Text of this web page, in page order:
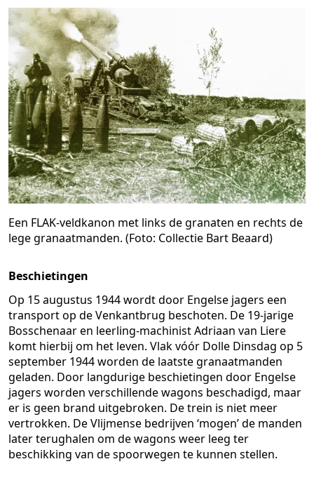
Een FLAK-veldkanon met links de granaten en rechts de
lege granaatmanden. (Foto: Collectie Bart Beaard)
Beschietingen
Op 15 augustus 1944 wordt door Engelse jagers een
transport op de Venkantbrug beschoten. De 19-jarige
Bosschenaar en leerling-machinist Adriaan van Liere
komt hierbij om het leven. Vlak vóór Dolle Dinsdag op 5
september 1944 worden de laatste granaatmanden
geladen. Door langdurige beschietingen door Engelse
jagers worden verschillende wagons beschadigd, maar
er is geen brand uitgebroken. De trein is niet meer
vertrokken. De Vlijmense bedrijven ‘mogen’ de manden
later terughalen om de wagons weer leeg ter
beschikking van de spoorwegen te kunnen stellen.